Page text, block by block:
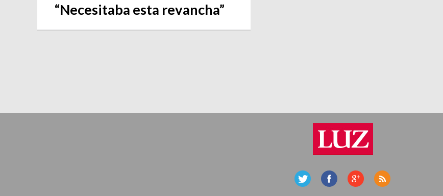
“Necesitaba esta revancha”